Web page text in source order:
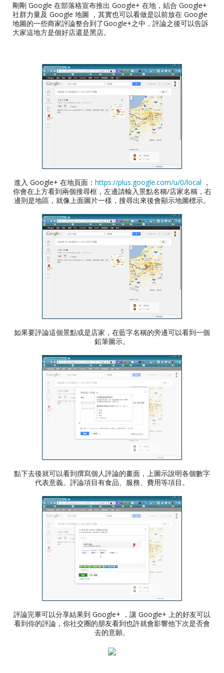
剛剛 Google 在部落格宣布推出 Google+ 在地，結合 Google+
社群力量及 Google 地圖 ，其實也可以看做是以前放在 Google
地圖的一些商家評論整合到了Google+之中，評論之後可以告訴
大家這地方是個好店還是黑店。
進入 Google+ 在地頁面： https://plus.google.com/u/0/local ，
你會在上方看到兩個搜尋框，左邊請輸入景點名稱/店家名稱，右
邊則是地區，就像上面圖片一樣，搜尋出來後會顯示地圖標示。
如果要評論這個景點或是店家，在藍字名稱的旁邊可以看到一個
鉛筆圖示。
點下去後就可以看到撰寫個人評論的畫面，上圖示說明各個數字
代表意義。評論項目有食品、服務、費用等項目。
評論完畢可以分享結果到 Google+ ，讓 Google+ 上的好友可以
看到你的評論，你社交圈的朋友看到也許就會影響他下次是否會
去的意願。